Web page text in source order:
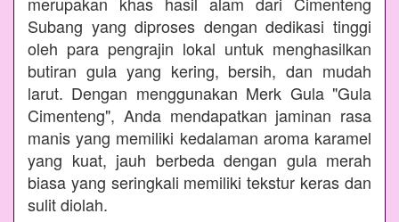
Subang yang diproses dengan dedikasi tinggi
oleh para pengrajin lokal untuk menghasilkan
butiran gula yang kering, bersih, dan mudah
larut. Dengan menggunakan Merk Gula "Gula
Cimenteng", Anda mendapatkan jaminan rasa
manis yang memiliki kedalaman aroma karamel
yang kuat, jauh berbeda dengan gula merah
biasa yang seringkali memiliki tekstur keras dan
sulit diolah.